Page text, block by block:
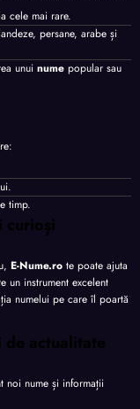
cele mai rare.
persane, arabe și
unui nume popular sau
timp.
curioși
E-Nume.ro te poate ajuta
un instrument excelent
numelui pe care îl poartă
actualitate
noi nume și informații